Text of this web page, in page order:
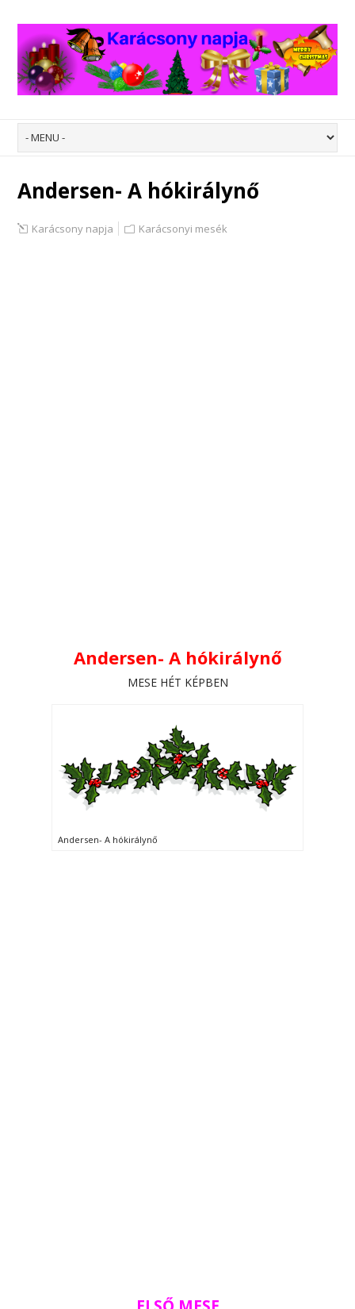
Andersen- A hókirálynő
Karácsony napja Karácsonyi mesék
Andersen- A hókirálynő
MESE HÉT KÉPBEN
Andersen- A hókirálynő